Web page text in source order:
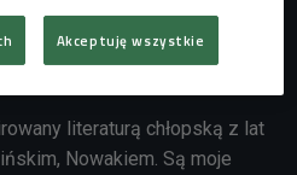
literaturą chłopską z lat
Nowakiem. Są moje
Akceptuję wszystkie